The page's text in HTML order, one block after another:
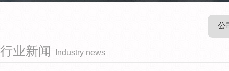
公
行业新闻 Industry news